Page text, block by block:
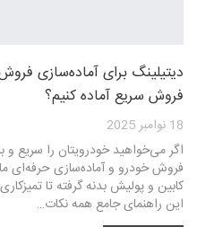
دیتیلینگ برای آماده‌سازی
فروش سریع آماده کنیم؟
18 نوامبر 2025
اگر می‌خواهید خودرویتان را سریع و
فروش خودرو و آماده‌سازی حرفه‌ای
کابین و پولیش بدنه گرفته تا
این راهنمای جامع همه نکات…